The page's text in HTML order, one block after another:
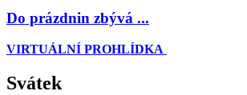
Do prázdnin zbývá ...
VIRTUÁLNÍ PROHLÍDKA
Svátek